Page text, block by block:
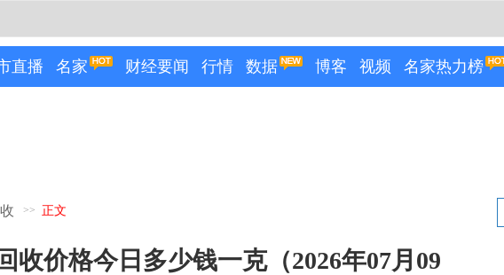
直播 名家 财经要闻 行情 数据 博客 视频 名家热力榜
>> 正文
收价格今日多少钱一克（2026年07月09